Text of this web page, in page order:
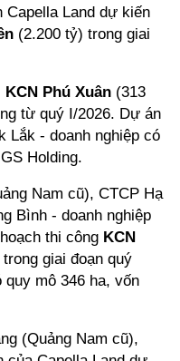
Capella Land dự kiến
(2.200 tỷ) trong giai
KCN Phú Xuân (313
từ quý I/2026. Dự án
Lắk - doanh nghiệp có
Holding.
Nam cũ), CTCP Hạ
Bình - doanh nghiệp
thi công KCN
trong giai đoạn quý
mô 346 ha, vốn
(Quảng Nam cũ),